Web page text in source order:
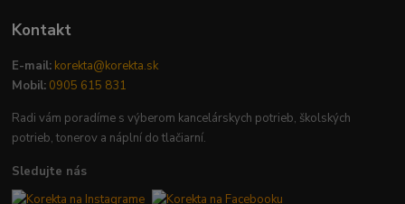
Kontakt
E-mail: korekta@korekta.sk
Mobil: 0905 615 831
Radi vám poradíme s výberom kancelárskych potrieb, školských
potrieb, tonerov a náplní do tlačiarní.
Sledujte nás